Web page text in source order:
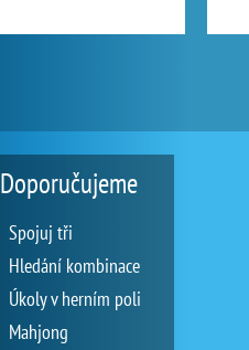
Doporučujeme
Spojuj tři
Hledání kombinace
Úkoly v herním poli
Mahjong